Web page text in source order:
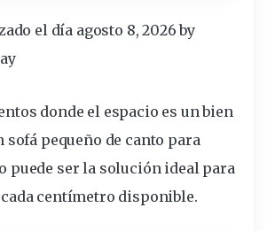
el día agosto 8, 2026 by
donde el espacio es un bien
sofá pequeño de canto para
puede ser la solución ideal para
cada centímetro disponible.